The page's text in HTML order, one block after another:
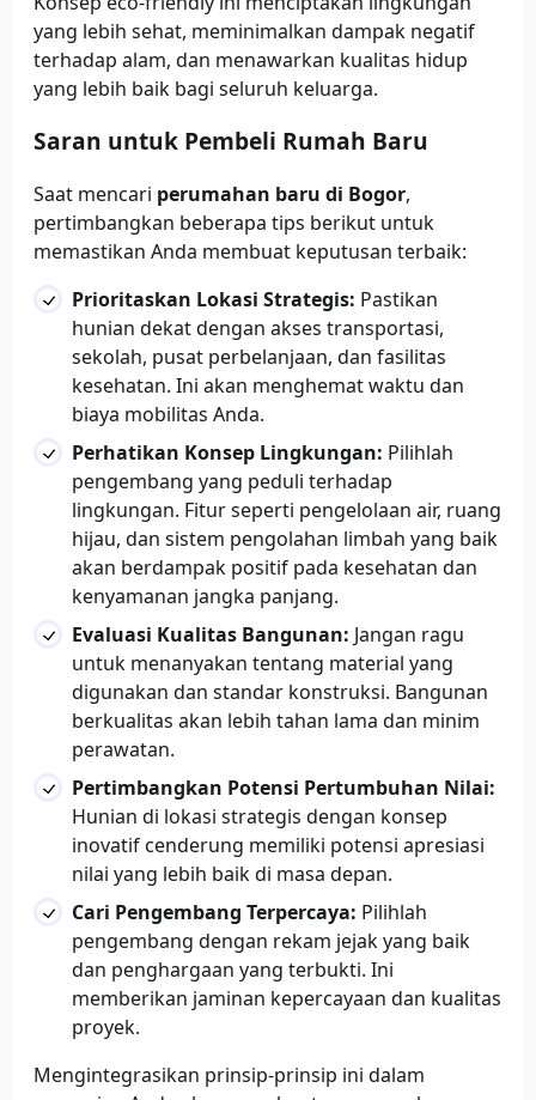
yang lebih sehat, meminimalkan dampak negatif
terhadap alam, dan menawarkan kualitas hidup
yang lebih baik bagi seluruh keluarga.
Saran untuk Pembeli Rumah Baru
Saat mencari perumahan baru di Bogor,
pertimbangkan beberapa tips berikut untuk
memastikan Anda membuat keputusan terbaik:
Prioritaskan Lokasi Strategis: Pastikan
hunian dekat dengan akses transportasi,
sekolah, pusat perbelanjaan, dan fasilitas
kesehatan. Ini akan menghemat waktu dan
biaya mobilitas Anda.
Perhatikan Konsep Lingkungan: Pilihlah
pengembang yang peduli terhadap
lingkungan. Fitur seperti pengelolaan air, ruang
hijau, dan sistem pengolahan limbah yang baik
akan berdampak positif pada kesehatan dan
kenyamanan jangka panjang.
Evaluasi Kualitas Bangunan: Jangan ragu
untuk menanyakan tentang material yang
digunakan dan standar konstruksi. Bangunan
berkualitas akan lebih tahan lama dan minim
perawatan.
Pertimbangkan Potensi Pertumbuhan Nilai:
Hunian di lokasi strategis dengan konsep
inovatif cenderung memiliki potensi apresiasi
nilai yang lebih baik di masa depan.
Cari Pengembang Terpercaya: Pilihlah
pengembang dengan rekam jejak yang baik
dan penghargaan yang terbukti. Ini
memberikan jaminan kepercayaan dan kualitas
proyek.
Mengintegrasikan prinsip-prinsip ini dalam